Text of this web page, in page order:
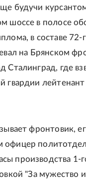
будучи
шоссе в полосе
в составе 72-
на Брянском
Сталинград, где
гвардии
фронтовик,
офицер
производства 1-
"За мужество и